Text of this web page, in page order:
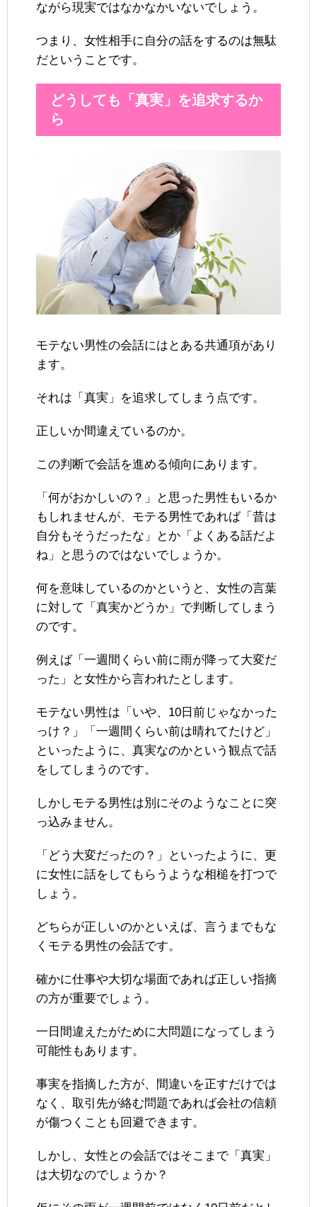
ながら現実ではなかなかいないでしょう。
つまり、女性相手に自分の話をするのは無駄
だということです。
どうしても「真実」を追求するか
ら
モテない男性の会話にはとある共通項があり
ます。
それは「真実」を追求してしまう点です。
正しいか間違えているのか。
この判断で会話を進める傾向にあります。
「何がおかしいの？」と思った男性もいるか
もしれませんが、モテる男性であれば「昔は
自分もそうだったな」とか「よくある話だよ
ね」と思うのではないでしょうか。
何を意味しているのかというと、女性の言葉
に対して「真実かどうか」で判断してしまう
のです。
例えば「一週間くらい前に雨が降って大変だ
った」と女性から言われたとします。
モテない男性は「いや、10日前じゃなかった
っけ？」「一週間くらい前は晴れてたけど」
といったように、真実なのかという観点で話
をしてしまうのです。
しかしモテる男性は別にそのようなことに突
っ込みません。
「どう大変だったの？」といったように、更
に女性に話をしてもらうような相槌を打つで
しょう。
どちらが正しいのかといえば、言うまでもな
くモテる男性の会話です。
確かに仕事や大切な場面であれば正しい指摘
の方が重要でしょう。
一日間違えたがために大問題になってしまう
可能性もあります。
事実を指摘した方が、間違いを正すだけでは
なく、取引先が絡む問題であれば会社の信頼
が傷つくことも回避できます。
しかし、女性との会話ではそこまで「真実」
は大切なのでしょうか？